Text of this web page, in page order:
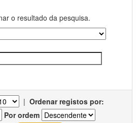
o resultado da pesquisa.
| Ordenar registos por:
Por ordem